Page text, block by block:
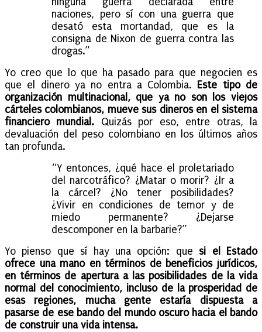
naciones, pero sí con una guerra que
desató esta mortandad, que es la
consigna de Nixon de guerra contra las
drogas.”
Yo creo que lo que ha pasado para que negocien es
que el dinero ya no entra a Colombia.
Este tipo de
organización multinacional, que ya no son los viejos
cárteles colombianos, mueve sus dineros en el sistema
financiero mundial. Quizás por eso, entre otras, la
devaluación del peso colombiano en los últimos años
tan profunda.
“Y entonces, ¿qué hace el proletariado
del narcotráfico? ¿Matar o morir? ¿Ir a
la cárcel? ¿No tener posibilidades?
¿Vivir en condiciones de temor y de
miedo permanente? ¿Dejarse
descomponer en la barbarie?”
Yo pienso que sí hay una opción: quesi el Estado
ofrece una mano en términos de beneficios jurídicos,
en términos de apertura a las posibilidades de la vida
normal del conocimiento, incluso de la prosperidad de
esas regiones, mucha gente estaría dispuesta a
pasarse de ese bando del mundo oscuro hacia el bando
de construir una vida intensa.